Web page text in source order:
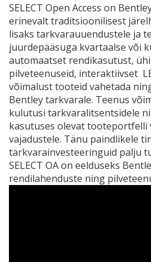
SELECT Open Access on
erinevalt traditsioonilisest
lisaks tarkvarauuendustele ja
juurdepääsuga kvartaalse või
automaatset rendikasutust,
pilveteenuseid, interaktiivset
võimalust tooteid vahetada
Bentley tarkvarale. Teenus
kulutusi tarkvaralitsentsidele
kasutuses olevat tooteportfelli
vajadustele. Tänu paindlikele
tarkvarainvesteeringuid palju
SELECT OA on eelduseks
rendilahenduste ning